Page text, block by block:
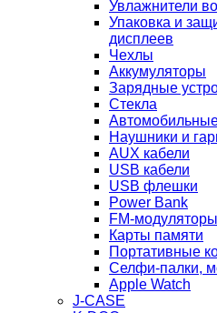
Увлажнители
Упаковка и
дисплеев
Чехлы
Аккумуляторы
Зарядные
Стекла
Наушники и
AUX кабели
USB кабели
USB флешки
Power Bank
FM-модуляторы
Карты памяти
Портативные
Селфи-палки,
Apple Watch
J-CASE